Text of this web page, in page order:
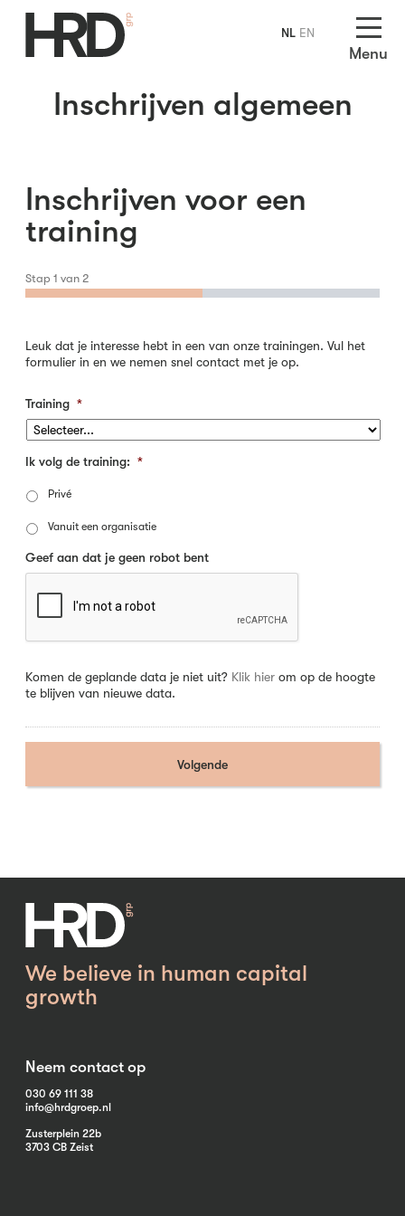
Menu
Inschrijven algemeen
Inschrijven voor een
training
Stap 1 van 2
Leuk dat je interesse hebt in een van onze trainingen. Vul het
formulier in en we nemen snel contact met je op.
Training *
Ik volg de training: *
Privé
Vanuit een organisatie
Geef aan dat je geen robot bent
Komen de geplande data je niet uit? Klik hier om op de hoogte
te blijven van nieuwe data.
We believe in human capital
growth
Neem contact op
030 69 111 38
info@hrdgroep.nl
Zusterplein 22b
3703 CB Zeist
NL EN